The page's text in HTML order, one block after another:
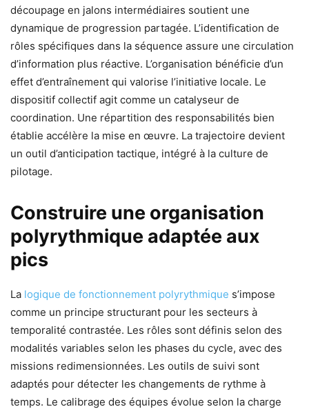
découpage en jalons intermédiaires soutient une
dynamique de progression partagée. L’identification de
rôles spécifiques dans la séquence assure une circulation
d’information plus réactive. L’organisation bénéficie d’un
effet d’entraînement qui valorise l’initiative locale. Le
dispositif collectif agit comme un catalyseur de
coordination. Une répartition des responsabilités bien
établie accélère la mise en œuvre. La trajectoire devient
un outil d’anticipation tactique, intégré à la culture de
pilotage.
Construire une organisation
polyrythmique adaptée aux
pics
La logique de fonctionnement polyrythmique s’impose
comme un principe structurant pour les secteurs à
temporalité contrastée. Les rôles sont définis selon des
modalités variables selon les phases du cycle, avec des
missions redimensionnées. Les outils de suivi sont
adaptés pour détecter les changements de rythme à
temps. Le calibrage des équipes évolue selon la charge